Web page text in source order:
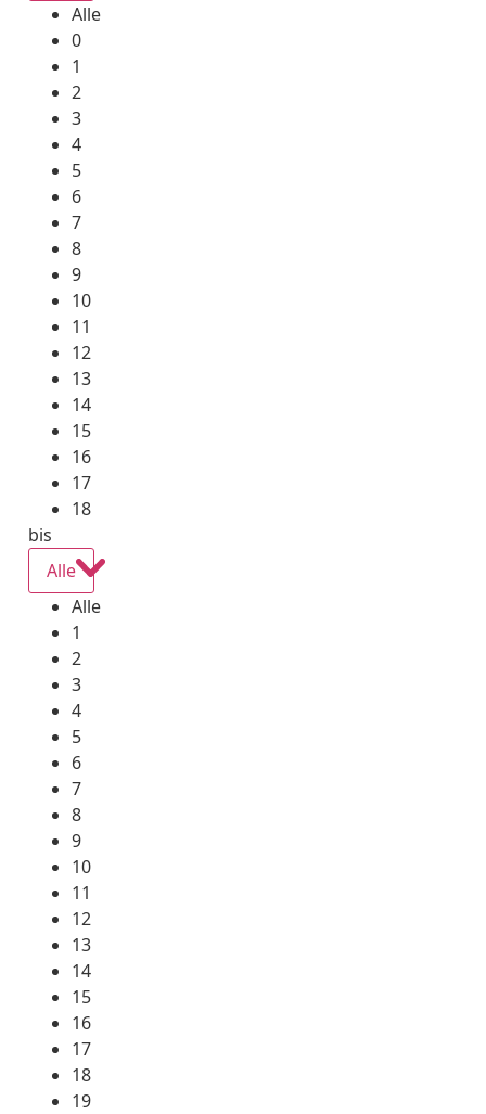
Alle
0
1
2
3
4
5
6
7
8
9
10
11
12
13
14
15
16
17
18
bis
Alle
Alle
1
2
3
4
5
6
7
8
9
10
11
12
13
14
15
16
17
18
19